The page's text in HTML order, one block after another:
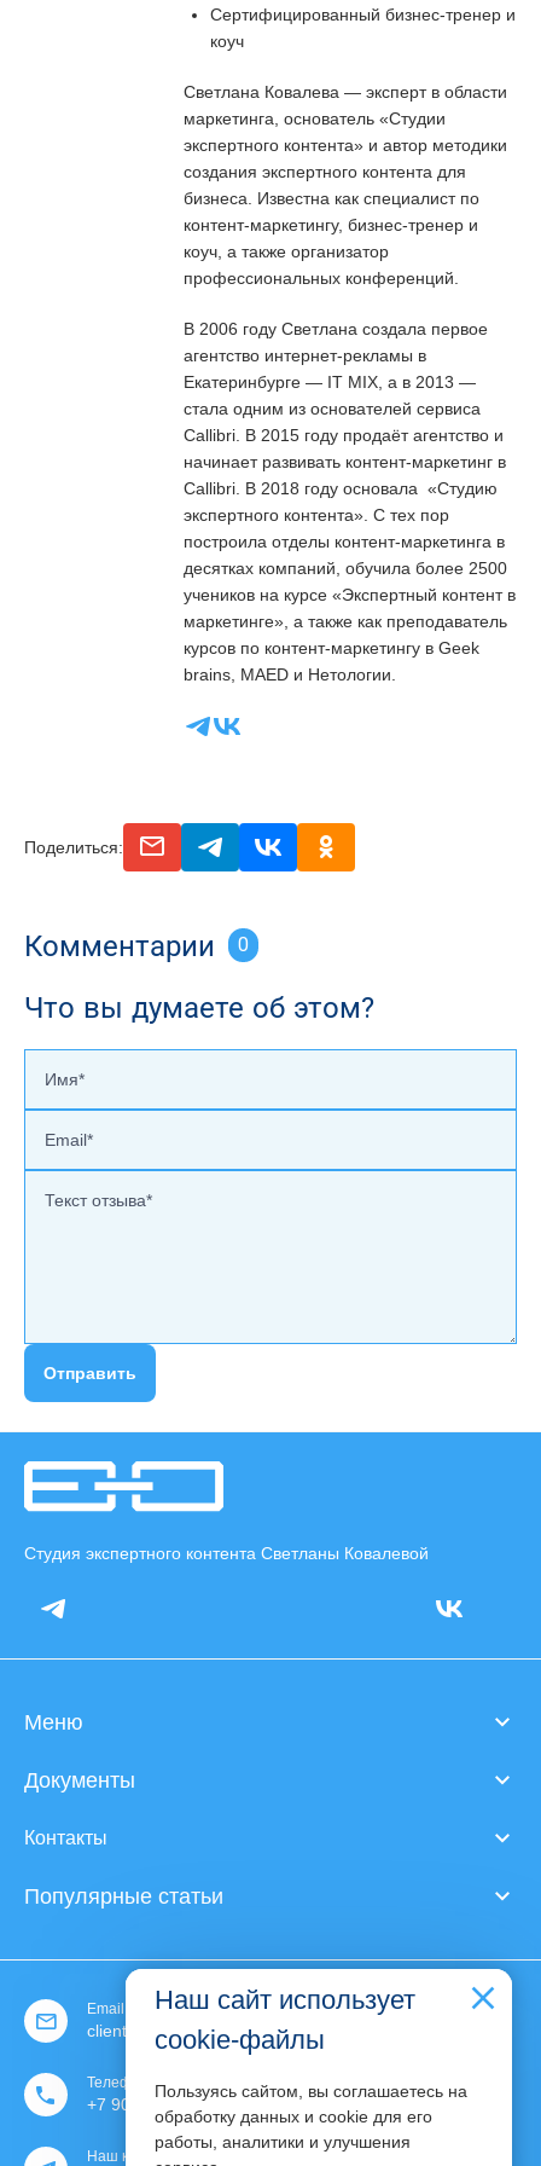
Сертифицированный бизнес-тренер и
коуч
Светлана Ковалева — эксперт в области
маркетинга, основатель «Студии
экспертного контента» и автор методики
создания экспертного контента для
бизнеса. Известна как специалист по
контент-маркетингу, бизнес-тренер и
коуч, а также организатор
профессиональных конференций.
В 2006 году Светлана создала первое
агентство интернет-рекламы в
Екатеринбурге — IT MIX, а в 2013 —
стала одним из основателей сервиса
Callibri. В 2015 году продаёт агентство и
начинает развивать контент-маркетинг в
Callibri. В 2018 году основала «Студию
экспертного контента». С тех пор
построила отделы контент-маркетинга в
десятках компаний, обучила более 2500
учеников на курсе «Экспертный контент в
маркетинге», а также как преподаватель
курсов по контент-маркетингу в Geek
brains, MAED и Нетологии.
Поделиться: email telegram vk odnoclassniki
Комментарии 0
Что вы думаете об этом?
Отправить
Студия экспертного контента Светланы Ковалевой
Меню
Документы
Контакты
Популярные статьи
Email:
client@expert-content.ru
Телефон:
+7 903 130 30 76
Наш канал:
Наш сайт использует
cookie-файлы
Пользуясь сайтом, вы соглашаетесь на
обработку данных и cookie для его
работы, аналитики и улучшения